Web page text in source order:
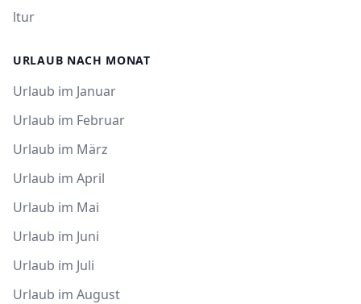
ltur
URLAUB NACH MONAT
Urlaub im Januar
Urlaub im Februar
Urlaub im März
Urlaub im April
Urlaub im Mai
Urlaub im Juni
Urlaub im Juli
Urlaub im August